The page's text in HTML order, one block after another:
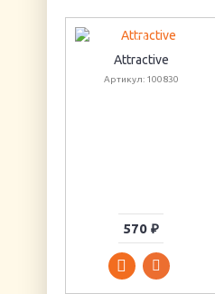
Attractive
Артикул: 100830
570 ₽